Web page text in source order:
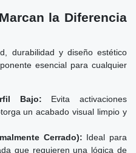
la Diferencia
durabilidad y diseño estético
esencial para cualquier
Bajo: Evita activaciones
un acabado visual limpio y
Cerrado): Ideal para
que requieren una lógica de